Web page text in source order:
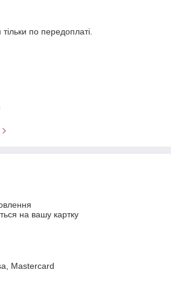
по передоплаті.
на вашу картку
Mastercard